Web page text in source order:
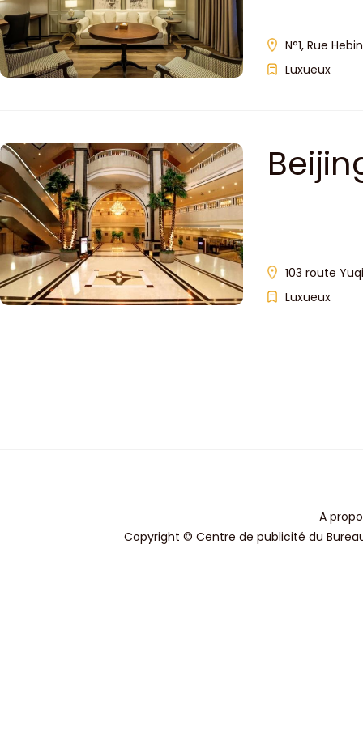
N°1, Rue
Luxueux
103 route
Luxueux
A
Copyright © Centre de publicité du